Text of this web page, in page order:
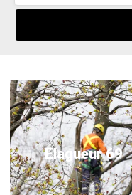
Elagueur 69